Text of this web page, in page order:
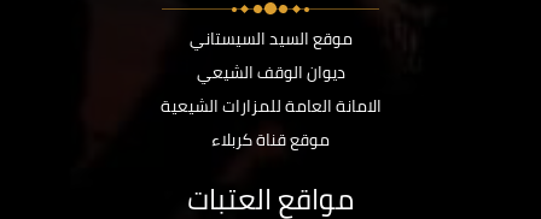
موقع السيد السيستاني
ديوان الوقف الشيعي
الامانة العامة للمزارات الشيعية
موقع قناة كربلاء
مواقع العتبات